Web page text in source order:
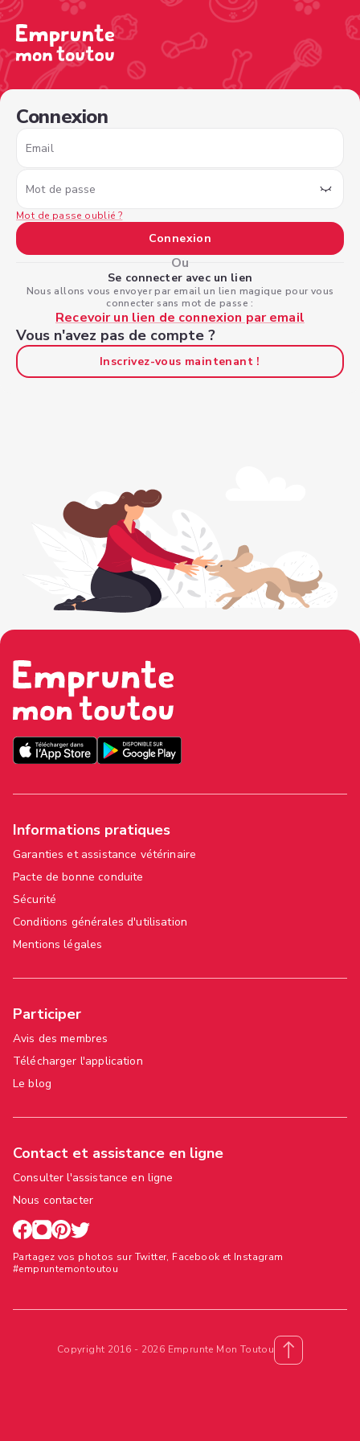
Connexion
Email
Mot de passe
Mot de passe oublié ?
Connexion
Ou
Se connecter avec un lien
Nous allons vous envoyer par email un lien magique pour vous
connecter sans mot de passe :
Recevoir un lien de connexion par email
Vous n'avez pas de compte ?
Inscrivez-vous maintenant !
Informations pratiques
Garanties et assistance vétérinaire
Pacte de bonne conduite
Sécurité
Conditions générales d'utilisation
Mentions légales
Participer
Avis des membres
Télécharger l'application
Le blog
Contact et assistance en ligne
Consulter l'assistance en ligne
Nous contacter
Partagez vos photos sur Twitter, Facebook et Instagram
#empruntemontoutou
Copyright 2016 - 2026 Emprunte Mon Toutou
/sign-in?nextPage=%2Fview-profile%2F94e7f2d9-4d08-